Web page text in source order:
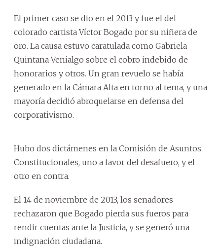
El primer caso se dio en el 2013 y fue el del
colorado cartista Víctor Bogado por su niñera de
oro. La causa estuvo caratulada como Gabriela
Quintana Venialgo sobre el cobro indebido de
honorarios y otros. Un gran revuelo se había
generado en la Cámara Alta en torno al tema, y una
mayoría decidió abroquelarse en defensa del
corporativismo.
Hubo dos dictámenes en la Comisión de Asuntos
Constitucionales, uno a favor del desafuero, y el
otro en contra.
El 14 de noviembre de 2013, los senadores
rechazaron que Bogado pierda sus fueros para
rendir cuentas ante la Justicia, y se generó una
indignación ciudadana.